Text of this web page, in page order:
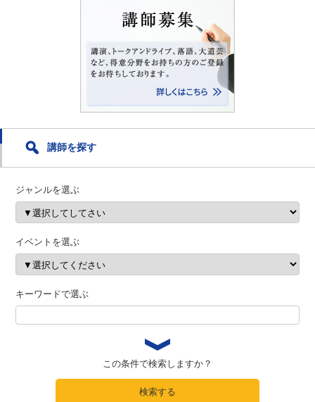
講師を探す
ジャンルを選ぶ
イベントを選ぶ
キーワードで選ぶ
この条件で検索しますか？
検索する